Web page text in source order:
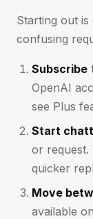
Starting out
confusing
Subscribe
OpenAI
see Plus
Start
or request.
quicker
Move
available